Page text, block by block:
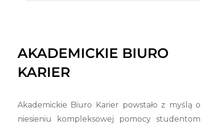
AKADEMICKIE BIURO
KARIER
Akademickie Biuro Karier powstało z myślą o
niesieniu kompleksowej pomocy studentom